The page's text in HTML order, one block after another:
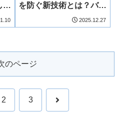
よ
を防ぐ新技術とは？バリ
アフリーの最新動向
2025
2025.12.27
のページ
2 3 次